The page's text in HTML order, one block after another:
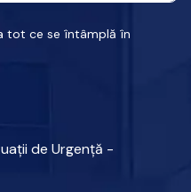
tot ce se întâmplă în
de Urgență -